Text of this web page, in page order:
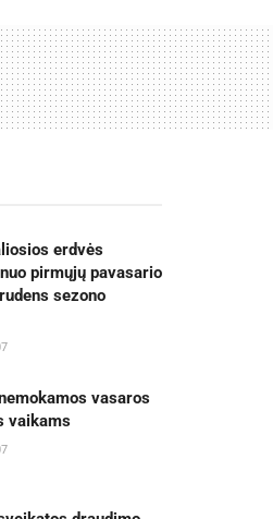
erdvės
pirmųjų pavasario
sezono
vasaros
vaikams